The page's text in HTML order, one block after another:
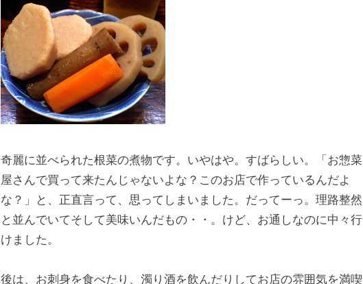
奇麗に並べられた根菜の煮物です。いやはや。すばらしい。「お惣菜
屋さんで買って来たんじゃないよな？このお店で作っているんだよ
な？」と、正直言って、思ってしまいました。だってーっ。理路整然
と並んでいてそして美味いんだもの・・。けど、お通しなのに中々行
けました。
後は、お刺身を食べたり、濁り酒を飲んだりしてお店の雰囲気を満喫